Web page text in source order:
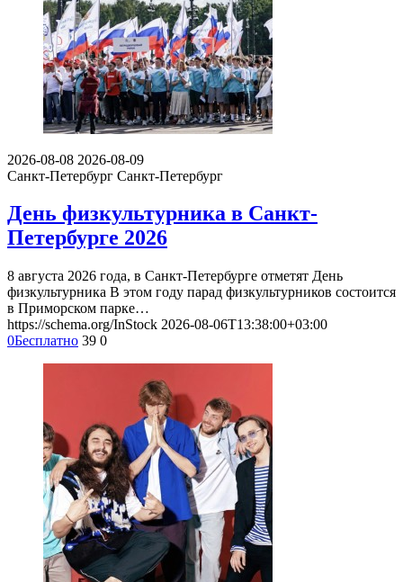
2026-08-08 2026-08-09
Санкт-Петербург Санкт-Петербург
День физкультурника в Санкт-
Петербурге 2026
8 августа 2026 года, в Санкт-Петербурге отметят День
физкультурника В этом году парад физкультурников состоится
в Приморском парке…
https://schema.org/InStock 2026-08-06T13:38:00+03:00
0Бесплатно 39 0